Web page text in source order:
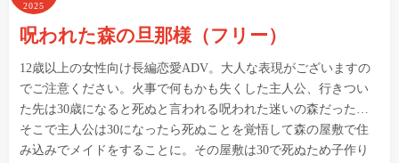
2025
呪われた森の旦那様（フリー）
12歳以上の女性向け長編恋愛ADV。大人な表現がございますの
でご注意ください。火事で何もかも失くした主人公、行きつい
た先は30歳になると死ぬと言われる呪われた迷いの森だった…
そこで主人公は30になったら死ぬことを覚悟して森の屋敷で住
み込みでメイドをすることに。その屋敷は30で死ぬため子作り